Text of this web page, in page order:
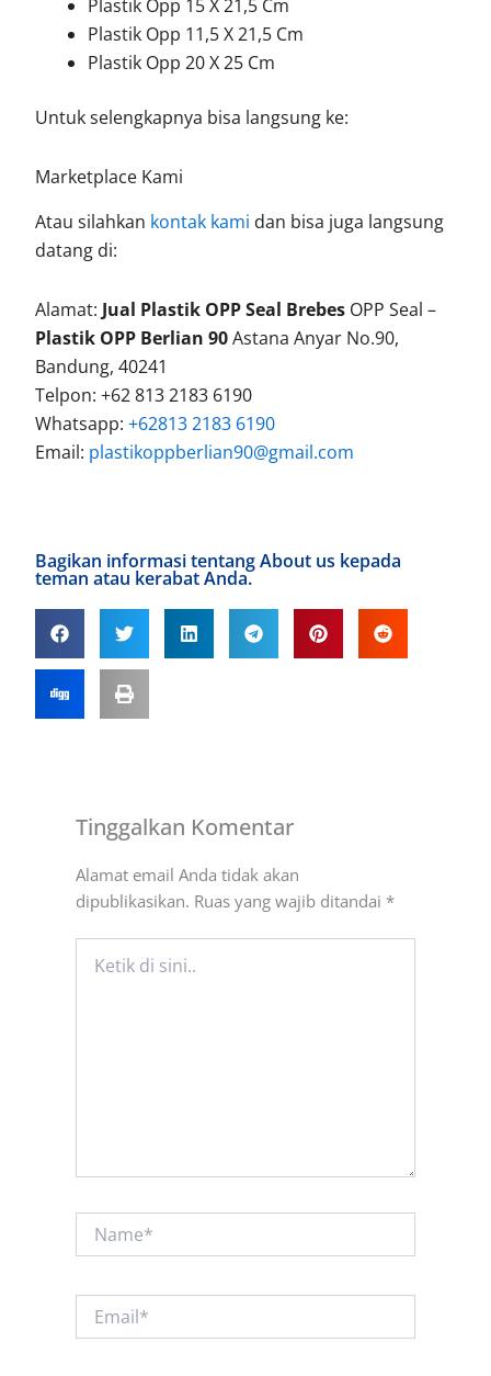
Plastik Opp 15 X 21,5 Cm
Plastik Opp 11,5 X 21,5 Cm
Plastik Opp 20 X 25 Cm
Untuk selengkapnya bisa langsung ke:
Marketplace Kami
Atau silahkan kontak kami dan bisa juga langsung
datang di:
Alamat: Jual Plastik OPP Seal Brebes OPP Seal –
Plastik OPP Berlian 90Astana Anyar No.90,
Bandung, 40241
Telpon: +62 813 2183 6190
Whatsapp:+62813 2183 6190
Email: plastikoppberlian90@gmail.com
Bagikan informasi tentang About us kepada
teman atau kerabat Anda.
Tinggalkan Komentar
Alamat email Anda tidak akan
dipublikasikan. Ruas yang wajib ditandai *